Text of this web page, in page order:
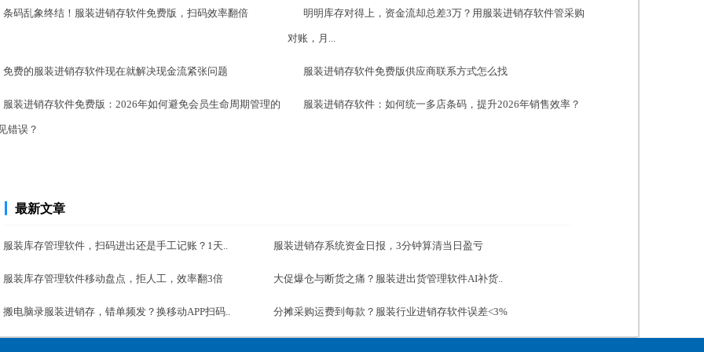
条码乱象终结！服装进销存软件免费版，扫码效率翻倍 明明库存对得上，资金流却总差3万？用服装进销存软件管采购
对账，月...
免费的服装进销存软件现在就解决现金流紧张问题 服装进销存软件免费版供应商联系方式怎么找
服装进销存软件免费版：2026年如何避免会员生命周期管理的
错误？
服装进销存软件：如何统一多店条码，提升2026年销售效率？
最新文章
服装库存管理软件，扫码进出还是手工记账？1天.. 服装进销存系统资金日报，3分钟算清当日盈亏
服装库存管理软件移动盘点，拒人工，效率翻3倍 大促爆仓与断货之痛？服装进出货管理软件AI补货..
搬电脑录服装进销存，错单频发？换移动APP扫码.. 分摊采购运费到每款？服装行业进销存软件误差<3%